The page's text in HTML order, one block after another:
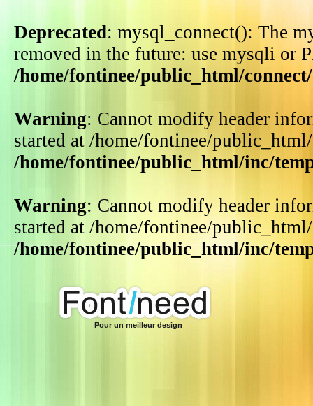
Deprecated: mysql_connect(): The
removed in the future: use mysqli or
/home/fontinee/public_html/
Warning: Cannot modify header
started at /home/fontinee/
/home/fontinee/public_html/inc/
Warning: Cannot modify header
started at /home/fontinee/
/home/fontinee/public_html/inc/
Pour un meilleur design